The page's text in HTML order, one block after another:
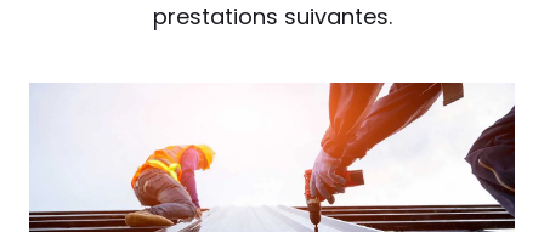
prestations suivantes.